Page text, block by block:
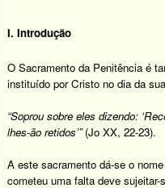
I. Introdução
O Sacramento da Penitência é
instituído por Cristo no dia da
“Soprou sobre eles dizendo:
lhes-ão retidos’”(Jo XX, 22-23).
A este sacramento dá-se o
cometeu uma falta deve